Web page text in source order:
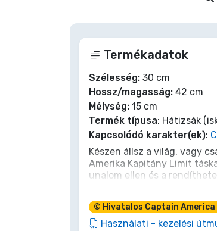
Termékadatok
Szélesség: 30 cm
Hossz/magasság: 42 cm
Mélység: 15 cm
Termék típusa: Hátizsák
Kapcsolódó karakter(ek):
Készen állsz a világ, vagy
Amerika Kapitány Limit
unalom ellen és a
erejét minden alkalommal,
megszokottakon, válj
© Hivatalos Captain
Használati - kezelési
Gamer cuccok
Sportos cuccok
Zenés cuccok
Terméktípusok